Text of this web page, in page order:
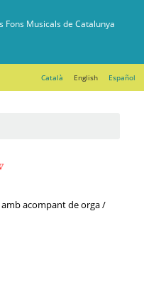
Català English Español
amb acompant de orga /